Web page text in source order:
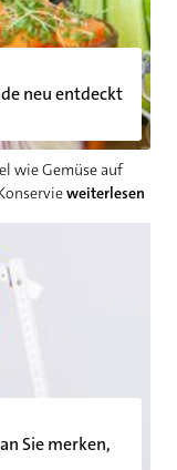
neu entdeckt
wie Gemüse auf
weiterlesen
Sie merken,
merken, dass DIY